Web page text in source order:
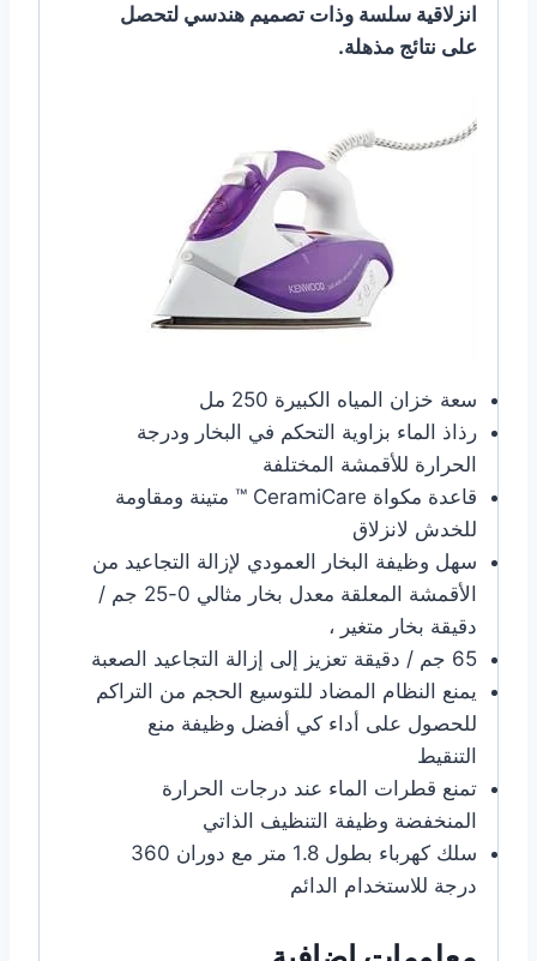
انزلاقية سلسة وذات تصميم هندسي لتحصل
على نتائج مذهلة.
سعة خزان المياه الكبيرة 250 مل
رذاذ الماء بزاوية التحكم في البخار ودرجة
الحرارة للأقمشة المختلفة
قاعدة مكواة CeramiCare ™ متينة ومقاومة
للخدش لانزلاق
سهل وظيفة البخار العمودي لإزالة التجاعيد من
الأقمشة المعلقة معدل بخار مثالي 0-25 جم /
دقيقة بخار متغير ،
65 جم / دقيقة تعزيز إلى إزالة التجاعيد الصعبة
يمنع النظام المضاد للتوسيع الحجم من التراكم
للحصول على أداء كي أفضل وظيفة منع
التنقيط
تمنع قطرات الماء عند درجات الحرارة
المنخفضة وظيفة التنظيف الذاتي
سلك كهرباء بطول 1.8 متر مع دوران 360
درجة للاستخدام الدائم